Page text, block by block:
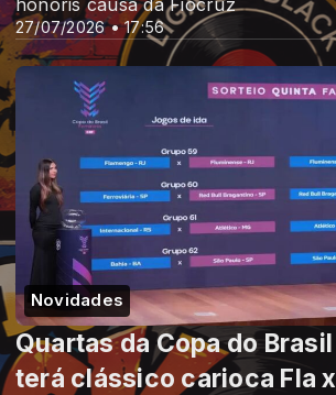
27/07/2026 • 17:56
Novidades
Quartas da Copa do
terá clássico carioca Fla